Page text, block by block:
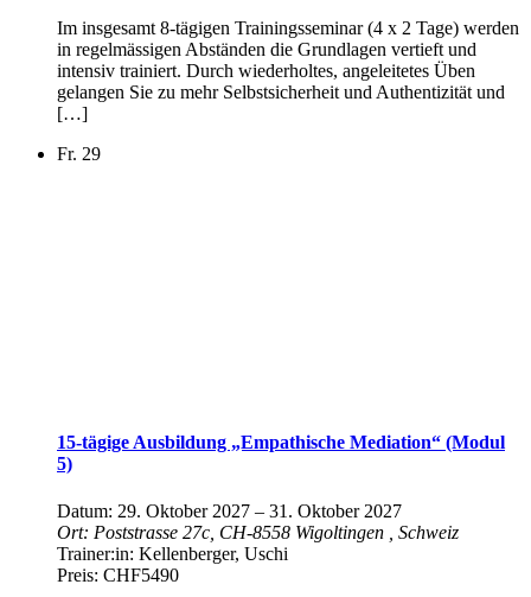
Im insgesamt 8-tägigen Trainingsseminar (4 x 2 Tage) werden
in regelmässigen Abständen die Grundlagen vertieft und
intensiv trainiert. Durch wiederholtes, angeleitetes Üben
gelangen Sie zu mehr Selbstsicherheit und Authentizität und
[…]
Fr. 29
15-tägige Ausbildung „Empathische Mediation“ (Modul
5)
Datum: 29. Oktober 2027 – 31. Oktober 2027
Ort: Poststrasse 27c, CH-8558 Wigoltingen
, Schweiz
Trainer:in: Kellenberger, Uschi
Preis: CHF5490